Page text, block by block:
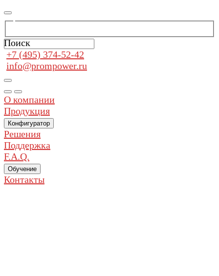
Поиск
+7 (495) 374-52-42
info@prompower.ru
О компании
Продукция
Конфигуратор
Решения
Поддержка
F.A.Q.
Обучение
Контакты